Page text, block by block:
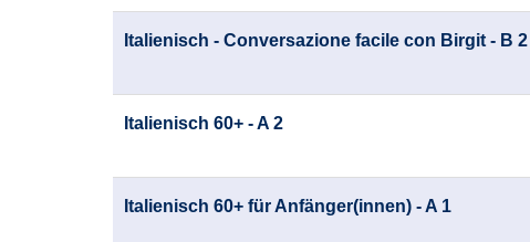
Italienisch - Conversazione facile con Birgit - B 2
Italienisch 60+ - A 2
Italienisch 60+ für Anfänger(innen) - A 1